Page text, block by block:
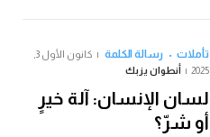
تأملات رسالة الكلمة
2025
أنطوان يزبك
لسان الإنسان: آلة خيرٍ
أو شرّ؟